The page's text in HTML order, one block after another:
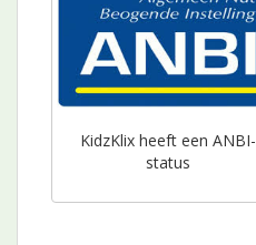
KidzKlix heeft een ANBI-
status